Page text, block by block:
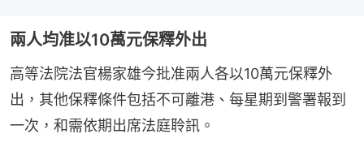
兩人均准以10萬元保釋外出
高等法院法官楊家雄今批准兩人各以10萬元保釋外
出，其他保釋條件包括不可離港、每星期到警署報到
一次，和需依期出席法庭聆訊。